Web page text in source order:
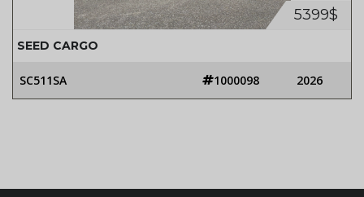
5399$
SEED CARGO
SC511SA 1000098 2026